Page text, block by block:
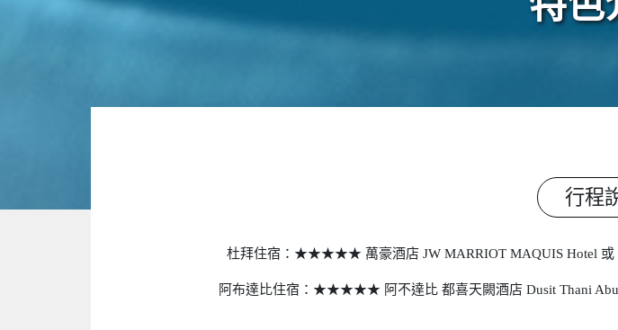
行程
杜拜住宿：★★★★★ 萬豪酒店 JW MARRIOT MAQUIS Hotel
阿布達比住宿：★★★★★ 阿不達比 都喜天闕酒店 Dusit Thani Abu